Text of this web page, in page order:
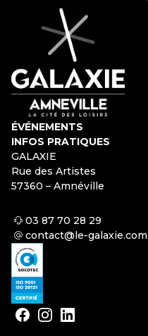
ÉVÉNEMENTS
INFOS PRATIQUES
GALAXIE
Rue des Artistes
57360 – Amnéville
03 87 70 28 29
contact@le-galaxie.com